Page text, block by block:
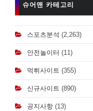
슈어맨 카테고리
스포츠분석 (2,263)
안전놀이터 (11)
먹튀사이트 (355)
신규사이트 (890)
공지사항 (13)